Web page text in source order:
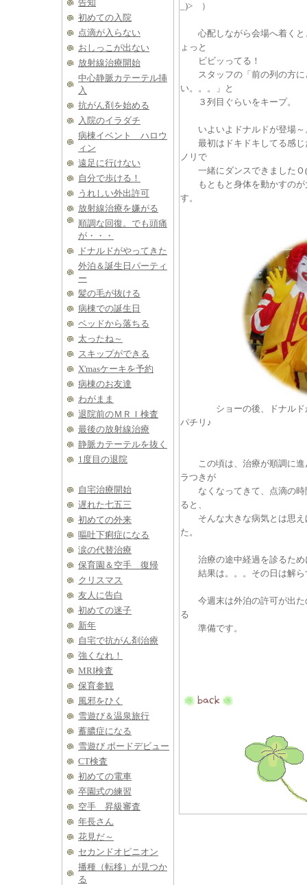
_)> ）
心配しながら会場へ着くと
ょっと
ビビッってる！
スタッフの「前の列の方に
い。。。」と
３列目ぐらいをキープ。
いよいよドナルドが登場～
最初はドキドキしてる感じ
ノリで
一緒にダンスできましたＯ
もともと身体を動かすのが
す。
ショーの後、ドナルドが
パチリ♪
この頃は、治療が順調に進
ラつきが
なくなってきて、点滴の時
ると、
そんな大きな病気とは思え
た。
治療の途中経過を診るため
結果は。。。その日は解
今週末は外泊の許可が出た
る
準備です。
告知
初めての入院
点滴が入らない
おしっこが出ない
放射線治療開始
中心静脈カテーテル挿
入
抗がん剤を始める
入院のイラダチ
病棟イベント ハロウ
ィン
遠足に行けない
自分で歩ける！
うれしい外出許可
放射線治療を嫌がる
順調な回復。でも頭痛
が・・・
ドナルドがやってきた
外泊＆誕生日パーティ
ー
髪の毛が抜ける
病棟での誕生日
ベッドから落ちる
太ったね～
スキップができる
X'masケーキを予約
病棟のお友達
わがまま
退院前のＭＲＩ検査
最後の放射線治療
静脈カテーテルを抜く
1度目の退院
自宅治療開始
遅れた七五三
初めての外来
嘔吐下痢症になる
涙の代替治療
保育園＆空手 復帰
クリスマス
友人に告白
初めての迷子
新年
自宅で抗がん剤治療
強くなれ！
MRI検査
保育参観
風邪をひく
雪遊び＆温泉旅行
蓄膿症になる
雪遊び ボードデビュー
CT検査
初めての電車
卒園式の練習
空手 昇級審査
年長さん
花見だ～
セカンドオピニオン
播種（転移）が見つか
る